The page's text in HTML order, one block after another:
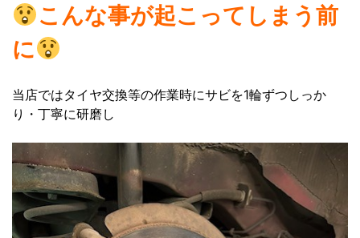
こんな事が起こってしまう前
に
当店ではタイヤ交換等の作業時にサビを1輪ずつしっか
り・丁寧に研磨し